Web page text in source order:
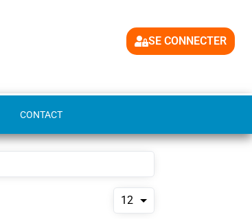
SE CONNECTER
CONTACT
12